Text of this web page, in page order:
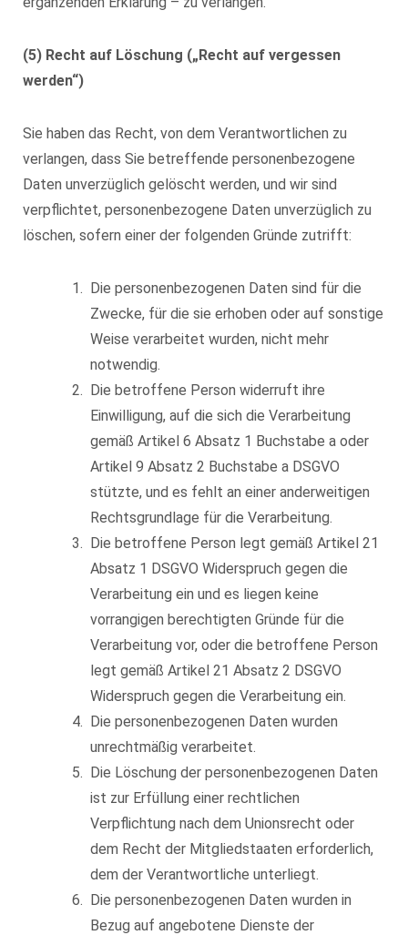
(5) Recht auf Löschung („Recht auf vergessen
werden“)
Sie haben das Recht, von dem Verantwortlichen zu
verlangen, dass Sie betreffende personenbezogene
Daten unverzüglich gelöscht werden, und wir sind
verpflichtet, personenbezogene Daten unverzüglich zu
löschen, sofern einer der folgenden Gründe zutrifft:
Die personenbezogenen Daten sind für die
Zwecke, für die sie erhoben oder auf sonstige
Weise verarbeitet wurden, nicht mehr
notwendig.
Die betroffene Person widerruft ihre
Einwilligung, auf die sich die Verarbeitung
gemäß Artikel 6 Absatz 1 Buchstabe a oder
Artikel 9 Absatz 2 Buchstabe a DSGVO
stützte, und es fehlt an einer anderweitigen
Rechtsgrundlage für die Verarbeitung.
Die betroffene Person legt gemäß Artikel 21
Absatz 1 DSGVO Widerspruch gegen die
Verarbeitung ein und es liegen keine
vorrangigen berechtigten Gründe für die
Verarbeitung vor, oder die betroffene Person
legt gemäß Artikel 21 Absatz 2 DSGVO
Widerspruch gegen die Verarbeitung ein.
Die personenbezogenen Daten wurden
unrechtmäßig verarbeitet.
Die Löschung der personenbezogenen Daten
ist zur Erfüllung einer rechtlichen
Verpflichtung nach dem Unionsrecht oder
dem Recht der Mitgliedstaaten erforderlich,
dem der Verantwortliche unterliegt.
Die personenbezogenen Daten wurden in
Bezug auf angebotene Dienste der